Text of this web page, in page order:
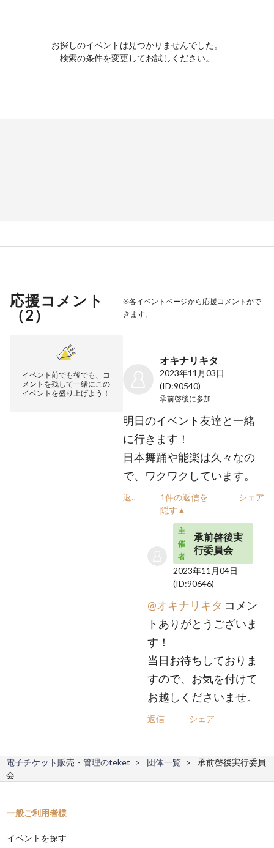
お探しのイベントは見つかりませんでした。
検索の条件を変更してお試しください。
応援コメント
（2）
※各イベントページから応援コメントがで
きます。
イベント前でも後でも、コ
メントを残して一緒にこの
イベントを盛り上げよう！
オキナリキタ
2023年11月03日
(ID:90540)
承前啓後に参加
明日のイベント友達と一緒
に行きます！
日本舞踊や能楽は久々なの
で、ワクワクしています。
返信
1件の返信を
隠す▲
シェア
主
催
者
承前啓後実
行委員会
2023年11月04日
(ID:90646)
@オキナリキタ コメン
トありがとうございま
す！
当日お待ちしておりま
すので、お気を付けて
お越しくださいませ。
返信 シェア
電子チケット販売・管理のteket 団体一覧
承前啓後実行委員
会
一般ご利用者様
イベントを探す